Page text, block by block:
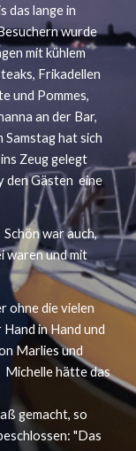
das lange in
wurde
mit kühlem
Frikadellen
und Pommes,
an der Bar,
Samstag hat sich
Zeug gelegt
den Gästen eine
waren und mit
vielen
in Hand und
Marlies und
das
so
"Das